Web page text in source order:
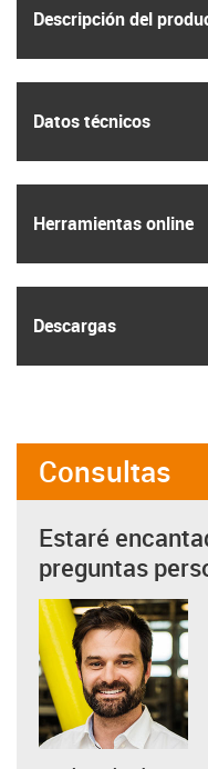
Descripción del
Datos técnicos
Herramientas online
Descargas
Consultas
Estaré
preguntas